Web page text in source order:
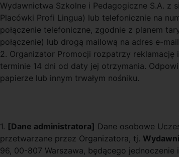
Wydawnictwa Szkolne i Pedagogiczne S.A. z
Placówki Profi Lingua) lub telefonicznie na
połączenie telefoniczne, zgodnie z planem
połączenie) lub drogą mailową na adres e-
2. Organizator Promocji rozpatrzy reklamację
terminie 14 dni od daty jej otrzymania.
papierze lub innym trwałym nośniku.
1. [Dane administratora] Dane osobowe
przetwarzane przez Organizatora, tj.
96, 00-807 Warszawa, będącego